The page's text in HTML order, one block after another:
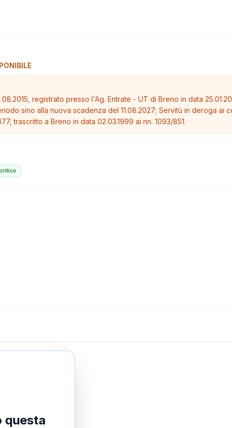
registrato presso l'Ag. Entrate - UT di Breno in data
sino alla nuova scadenza del 11.08.2027; Servitù in deroga ai
trascritto a Breno in data 02.03.1999 ai nn. 1093/851.
questa